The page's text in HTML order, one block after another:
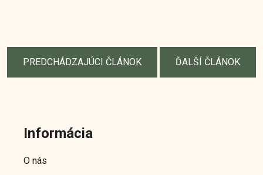
PREDCHÁDZAJÚCI ČLÁNOK ĎALŠÍ ČLÁNOK
Informácia
O nás